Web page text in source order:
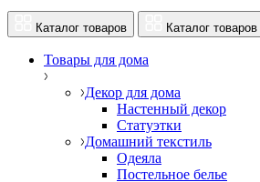
Каталог товаров Каталог товаров
Товары для дома
Декор для дома
Настенный декор
Статуэтки
Домашний текстиль
Одеяла
Постельное белье